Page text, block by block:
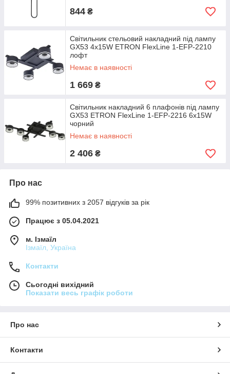
844 ₴
Світильник стельовий накладний під лампу
GX53 4x15W ETRON FlexLine 1-EFP-2210
лофт
Немає в наявності
1 669 ₴
Світильник накладний 6 плафонів під лампу
GX53 ETRON FlexLine 1-EFP-2216 6x15W
чорний
Немає в наявності
2 406 ₴
Про нас
99% позитивних з 2057 відгуків за рік
Працює з 05.04.2021
м. Ізмаїл
Ізмаїл, Україна
Контакти
Сьогодні вихідний
Показати весь графік роботи
Про нас
Контакти